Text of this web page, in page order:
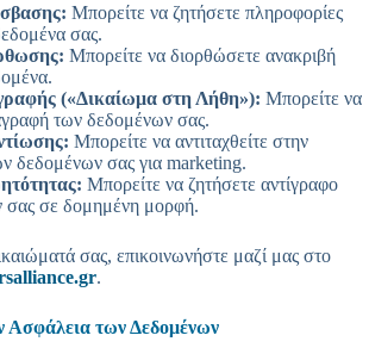
Μπορείτε να ζητήσετε πληροφορίες
σας.
Μπορείτε να διορθώσετε ανακριβή
(«Δικαίωμα στη Λήθη»): Μπορείτε να
των δεδομένων σας.
Μπορείτε να αντιταχθείτε στην
δεδομένων σας για marketing.
Μπορείτε να ζητήσετε αντίγραφο
σας σε δομημένη μορφή.
σας, επικοινωνήστε μαζί μας στο
.
Ασφάλεια των Δεδομένων